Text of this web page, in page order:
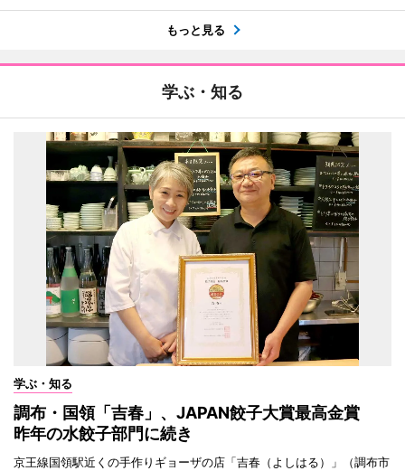
もっと見る
学ぶ・知る
学ぶ・知る
調布・国領「吉春」、JAPAN餃子大賞最高金賞
昨年の水餃子部門に続き
京王線国領駅近くの手作りギョーザの店「吉春（よしはる）」（調布市